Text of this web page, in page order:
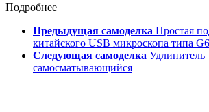
Подробнее
Предыдущая самоделка Простая
китайского USB микроскопа типа
Следующая самоделка Удлинитель
самосматывающийся